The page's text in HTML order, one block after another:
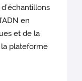
en
et de la
plateforme